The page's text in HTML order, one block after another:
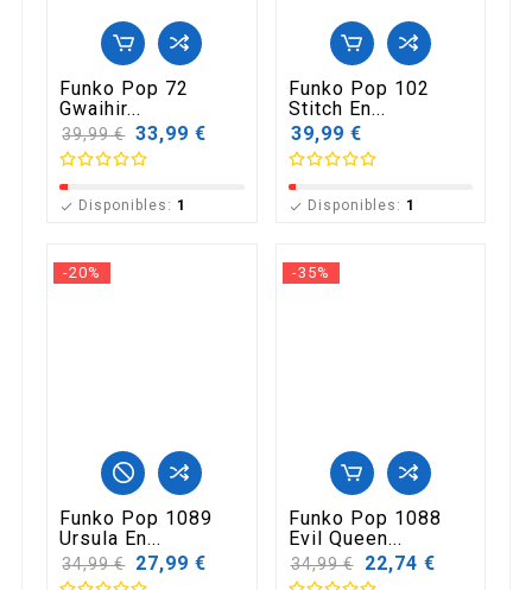
Funko Pop 72
Gwaihir...
Precio
base
39,99 € 33,99 €
 Disponibles: 1
Funko Pop 102
Stitch En...
39,99 €
 Disponibles: 1
-20%
Funko Pop 1089
Ursula En...
Precio
base
34,99 € 27,99 €
-35%
Funko Pop 1088
Evil Queen...
Precio
base
34,99 € 22,74 €